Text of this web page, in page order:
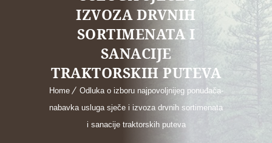
IZVOZA DRVNIH
SORTIMENATA I
SANACIJE
TRAKTORSKIH PUTEVA
Home
Odluka o izboru najpovoljnijeg ponuđača-
nabavka usluga sječe i izvoza drvnih sortimenata
i sanacije traktorskih puteva